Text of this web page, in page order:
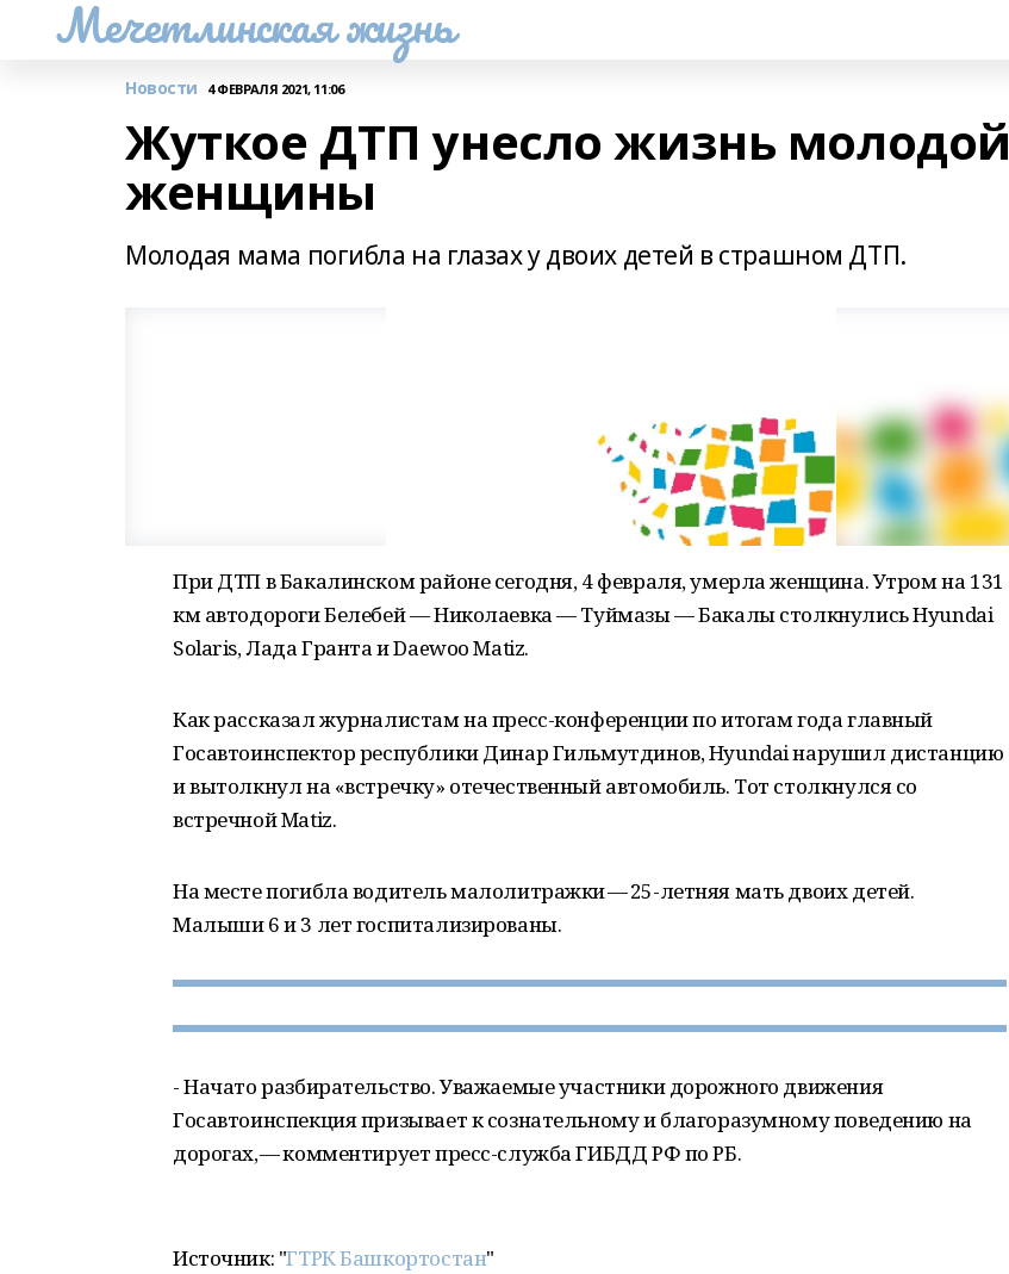
Мечетлинская жизнь
Новости 4 ФЕВРАЛЯ 2021, 11:06
Жуткое ДТП унесло жизнь молодой
женщины
Молодая мама погибла на глазах у двоих детей в страшном ДТП.
ПриДТПв Бакалинском районе сегодня, 4 февраля, умерла женщина. Утром на 131
км автодороги Белебей — Николаевка — Туймазы — Бакалы столкнулись Hyundai
Solaris, Лада Гранта и Daewoo Matiz.
Как рассказал журналистам на пресс-конференции по итогам года главный
Госавтоинспектор республики Динар Гильмутдинов, Hyundai нарушил дистанцию
и вытолкнул на «встречку» отечественный автомобиль. Тот столкнулся со
встречной Matiz.
На месте погибла водитель малолитражки — 25-летняя мать двоих детей.
Малыши 6 и 3 лет госпитализированы.
- Начато разбирательство. Уважаемые участники дорожного движения
Госавтоинспекция призывает к сознательному и благоразумному поведению на
дорогах, — комментирует пресс-службаГИБДДРФпоРБ.
Источник: "ГТРК Башкортостан"